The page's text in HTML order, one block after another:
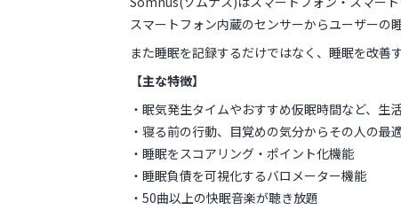
スマートフォン内蔵のセンサーからユーザーの
また睡眠を記録するだけではなく、睡眠を改善
【主な特徴】
・眠気発生タイムやおすすめ仮眠時間など、
・寝る前の行動、目覚めの気分からその人の最
・睡眠をスコアリング・ポイント化機能
・睡眠負債を可視化するバロメーター機能
・50曲以上の快眠音楽が聴き放題